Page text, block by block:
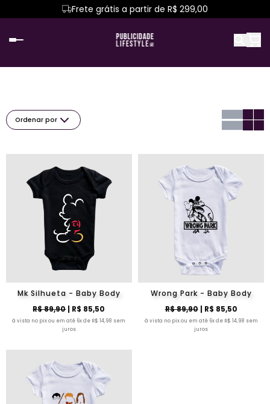
Frete grátis a partir de R$ 299,00
Ordenar por
Mk Silhueta - Baby Body
R$ 89,90| R$ 85,50
à vista no pix ou em até 6x de R$ 14,98 sem
juros
Wrong Park - Baby Body
R$ 89,90| R$ 85,50
à vista no pix ou em até 6x de R$ 14,98 sem
juros